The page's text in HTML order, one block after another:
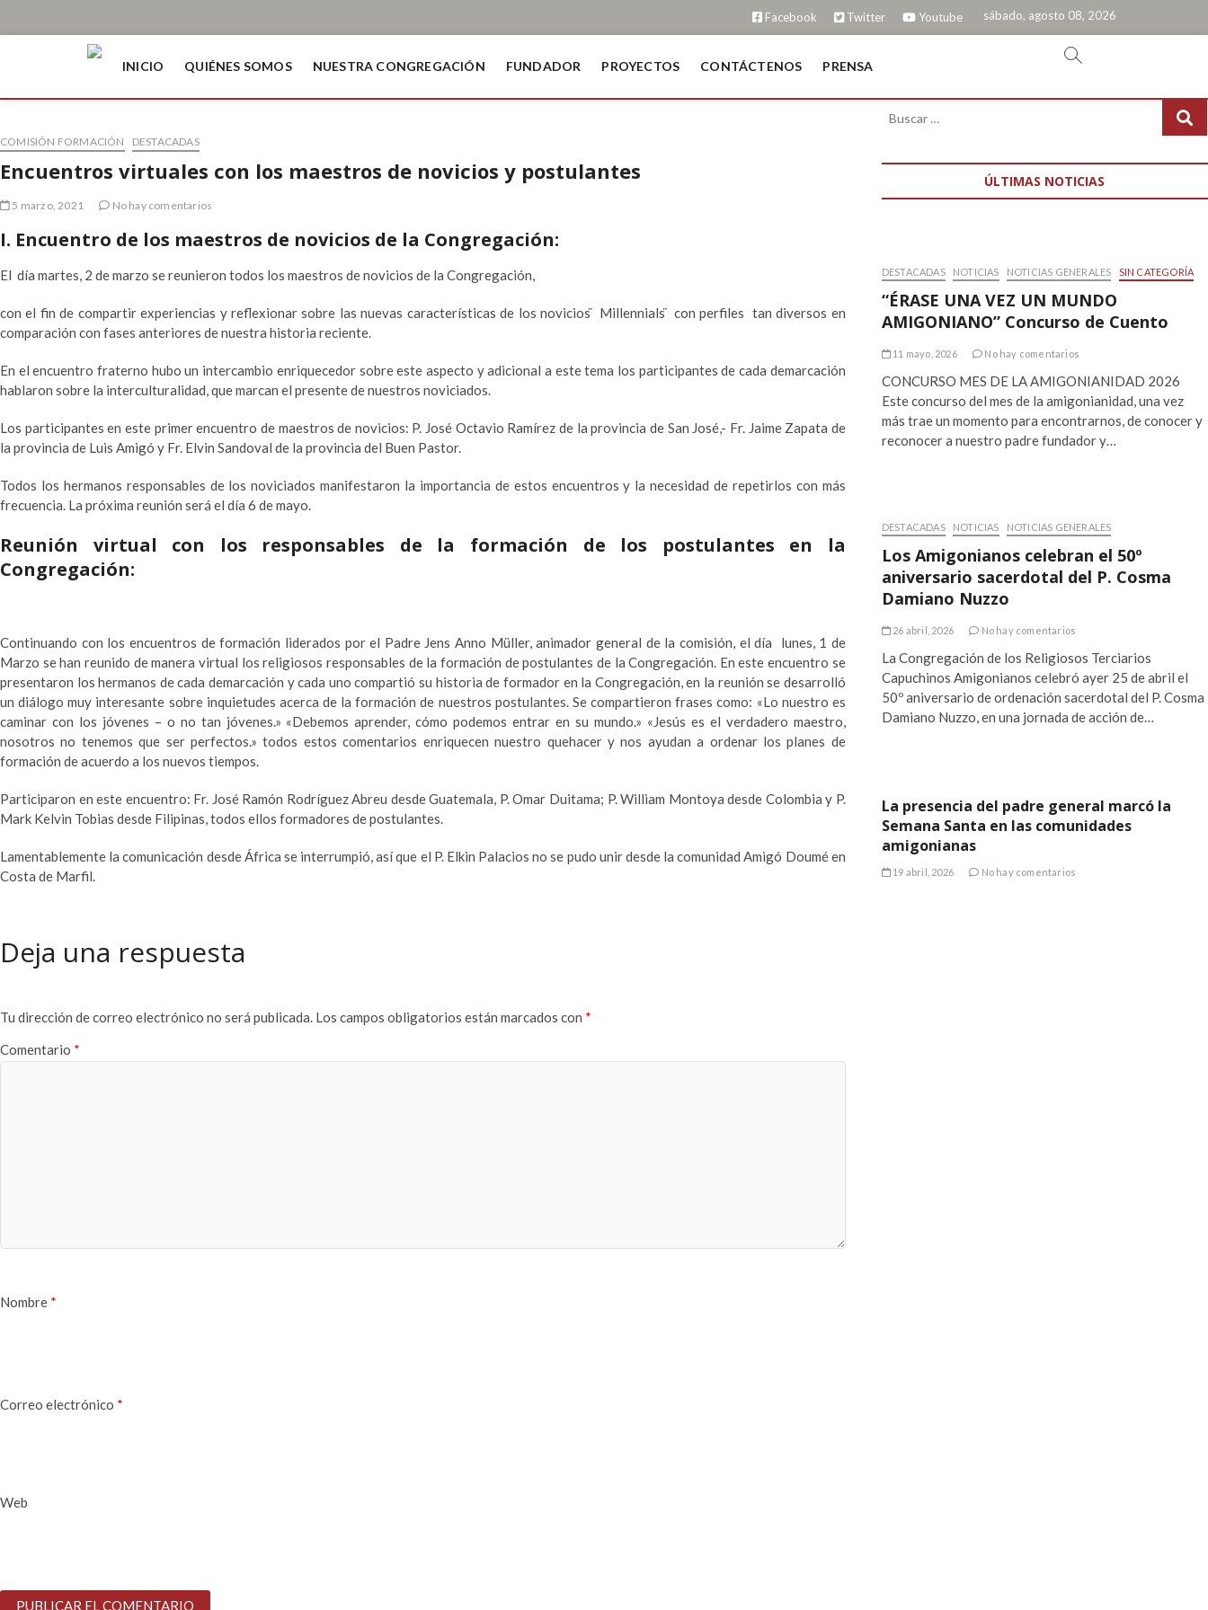
sábado, agosto 08, 2026
Facebook Twitter Youtube
INICIO QUIÉNES SOMOS NUESTRA CONGREGACIÓN FUNDADOR PROYECTOS CONTÁCTENOS PRENSA
COMISIÓN FORMACIÓN DESTACADAS
Encuentros virtuales con los maestros de novicios y postulantes
5 marzo, 2021 No hay comentarios
I. Encuentro de los maestros de novicios de la Congregación:
El día martes, 2 de marzo se reunieron todos los maestros de novicios de la Congregación,
con el fin de compartir experiencias y reflexionar sobre las nuevas características de los novicios ̈ Millennials ̈ con perfiles tan diversos en
comparación con fases anteriores de nuestra historia reciente.
En el encuentro fraterno hubo un intercambio enriquecedor sobre este aspecto y adicional a este tema los participantes de cada demarcación
hablaron sobre la interculturalidad, que marcan el presente de nuestros noviciados.
Los participantes en este primer encuentro de maestros de novicios: P. José Octavio Ramírez de la provincia de San José,- Fr. Jaime Zapata de
la provincia de Luis Amigó y Fr. Elvin Sandoval de la provincia del Buen Pastor.
Todos los hermanos responsables de los noviciados manifestaron la importancia de estos encuentros y la necesidad de repetirlos con más
frecuencia. La próxima reunión será el día 6 de mayo.
Reunión virtual con los responsables de la formación de los postulantes en la
Congregación:
Continuando con los encuentros de formación liderados por el Padre Jens Anno Müller, animador general de la comisión, el día lunes, 1 de
Marzo se han reunido de manera virtual los religiosos responsables de la formación de postulantes de la Congregación. En este encuentro se
presentaron los hermanos de cada demarcación y cada uno compartió su historia de formador en la Congregación, en la reunión se desarrolló
un diálogo muy interesante sobre inquietudes acerca de la formación de nuestros postulantes. Se compartieron frases como: «Lo nuestro es
caminar con los jóvenes – o no tan jóvenes.» «Debemos aprender, cómo podemos entrar en su mundo.» «Jesús es el verdadero maestro,
nosotros no tenemos que ser perfectos.» todos estos comentarios enriquecen nuestro quehacer y nos ayudan a ordenar los planes de
formación de acuerdo a los nuevos tiempos.
Participaron en este encuentro: Fr. José Ramón Rodríguez Abreu desde Guatemala, P. Omar Duitama; P. William Montoya desde Colombia y P.
Mark Kelvin Tobias desde Filipinas, todos ellos formadores de postulantes.
Lamentablemente la comunicación desde África se interrumpió, así que el P. Elkin Palacios no se pudo unir desde la comunidad Amigó Doumé en
Costa de Marfil.
Deja una respuesta
Tu dirección de correo electrónico no será publicada. Los campos obligatorios están marcados con *
Comentario *
Nombre *
Correo electrónico *
Web
ÚLTIMAS NOTICIAS
DESTACADAS NOTICIAS NOTICIAS GENERALES SIN CATEGORÍA
“ÉRASE UNA VEZ UN MUNDO
AMIGONIANO” Concurso de Cuento
11 mayo, 2026 No hay comentarios
CONCURSO MES DE LA AMIGONIANIDAD 2026
Este concurso del mes de la amigonianidad, una vez
más trae un momento para encontrarnos, de conocer y
reconocer a nuestro padre fundador y…
DESTACADAS NOTICIAS NOTICIAS GENERALES
Los Amigonianos celebran el 50º
aniversario sacerdotal del P. Cosma
Damiano Nuzzo
26 abril, 2026 No hay comentarios
La Congregación de los Religiosos Terciarios
Capuchinos Amigonianos celebró ayer 25 de abril el
50º aniversario de ordenación sacerdotal del P. Cosma
Damiano Nuzzo, en una jornada de acción de…
La presencia del padre general marcó la
Semana Santa en las comunidades
amigonianas
19 abril, 2026 No hay comentarios